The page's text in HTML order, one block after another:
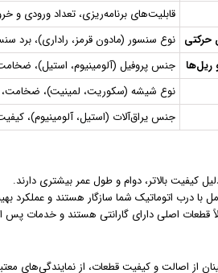
قابلیت‌های برنامه‌ریزی، تعداد ورودی و
حرکتی نوع سنسور (مادون قرمز، راداری)، برد
ریل‌ها
جنس پروفیل (آلومینیوم، استیل)،
نوع شیشه (سکوریت، لمینیت)، ضخامت،
جنس یراق‌آلات (استیل، آلومینیوم)،
کیفیت بالاتر، دوام و طول عمر بیشتری دارند.
با درب اتوماتیک شما سازگار هستند و عملکرد
قطعات اصلی دارای گارانتی هستند و خدمات پس
از اصالت و کیفیت قطعات، از نمایندگی‌های